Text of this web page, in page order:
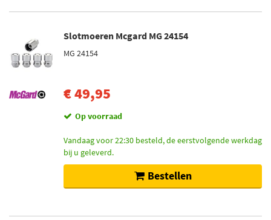
Slotmoeren Mcgard MG 24154
MG 24154
€ 49,95
Op voorraad
Vandaag voor 22:30 besteld, de eerstvolgende werkdag
bij u geleverd.
Bestellen